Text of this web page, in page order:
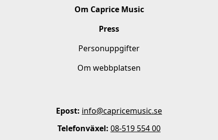
Om Caprice Music
Press
Personuppgifter
Om webbplatsen
Epost: info@capricemusic.se
Telefonväxel: 08-519 554 00